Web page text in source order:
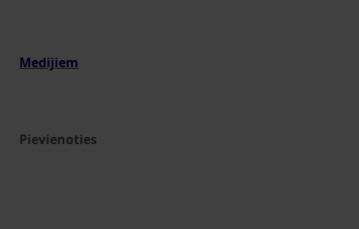
Medijiem
Pievienoties